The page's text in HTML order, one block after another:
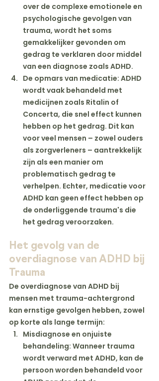
over de complexe emotionele en
psychologische gevolgen van
trauma, wordt het soms
gemakkelijker gevonden om
gedrag te verklaren door middel
van een diagnose zoals ADHD.
De opmars van medicatie: ADHD
wordt vaak behandeld met
medicijnen zoals Ritalin of
Concerta, die snel effect kunnen
hebben op het gedrag. Dit kan
voor veel mensen – zowel ouders
als zorgverleners – aantrekkelijk
zijn als een manier om
problematisch gedrag te
verhelpen. Echter, medicatie voor
ADHD kan geen effect hebben op
de onderliggende trauma's die
het gedrag veroorzaken.
Het gevolg van de
overdiagnose van ADHD bij
Trauma
De overdiagnose van ADHD bij
mensen met trauma-achtergrond
kan ernstige gevolgen hebben, zowel
op korte als lange termijn:
Misdiagnose en onjuiste
behandeling: Wanneer trauma
wordt verward met ADHD, kan de
persoon worden behandeld voor